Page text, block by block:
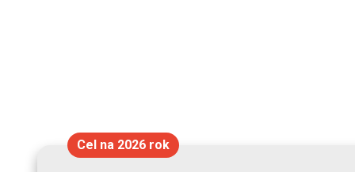
Cel na 2026 rok